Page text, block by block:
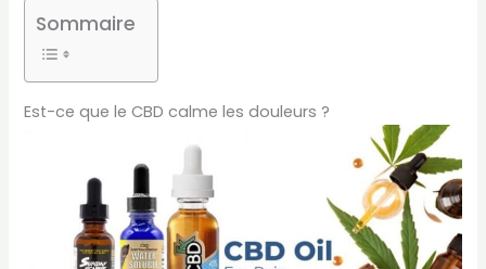
Sommaire
Est-ce que le CBD calme les douleurs ?